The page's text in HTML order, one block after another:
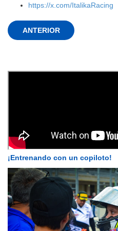
https://x.com/ItalikaRacing
ANTERIOR
¡Entrenando con un copiloto!